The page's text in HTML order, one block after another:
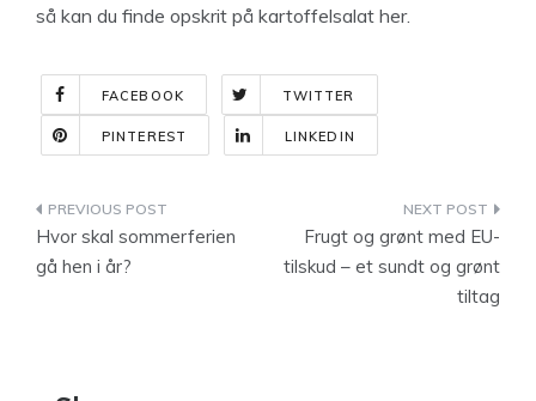
så kan du finde opskrit på kartoffelsalat her.
FACEBOOK TWITTER
PINTEREST LINKEDIN
Indlægsnavigation
Hvor skal sommerferien
gå hen i år?
Frugt og grønt med EU-
tilskud – et sundt og grønt
tiltag